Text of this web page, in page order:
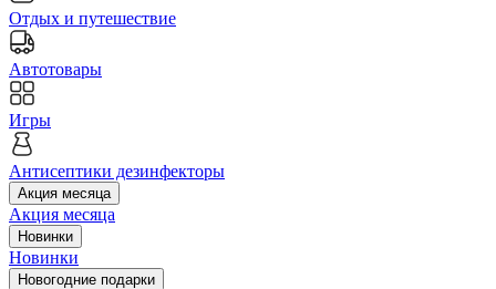
Отдых и путешествие
Автотовары
Игры
Антисептики дезинфекторы
Акция месяца
Акция месяца
Новинки
Новинки
Новогодние подарки